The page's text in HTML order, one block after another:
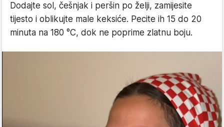
Dodajte sol, češnjak i peršin po želji, zamijesite
tijesto i oblikujte male keksiće. Pecite ih 15 do 20
minuta na 180 °C, dok ne poprime zlatnu boju.